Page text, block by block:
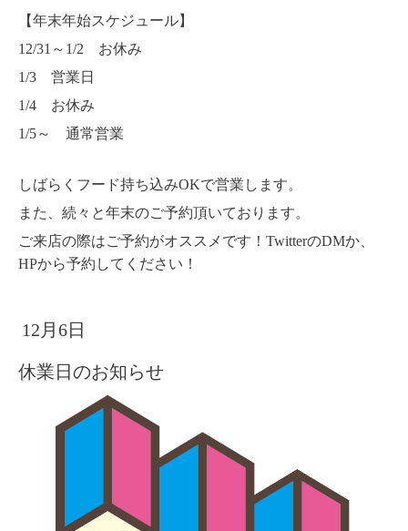
【年末年始スケジュール】
12/31～1/2 お休み
1/3 営業日
1/4 お休み
1/5～ 通常営業
しばらくフード持ち込みOKで営業します。
また、続々と年末のご予約頂いております。
ご来店の際はご予約がオススメです！TwitterのDMか、
HPから予約してください！
12月6日
休業日のお知らせ